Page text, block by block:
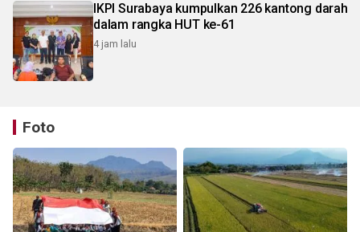
IKPI Surabaya kumpulkan 226 kantong darah
dalam rangka HUT ke-61
4 jam lalu
Foto